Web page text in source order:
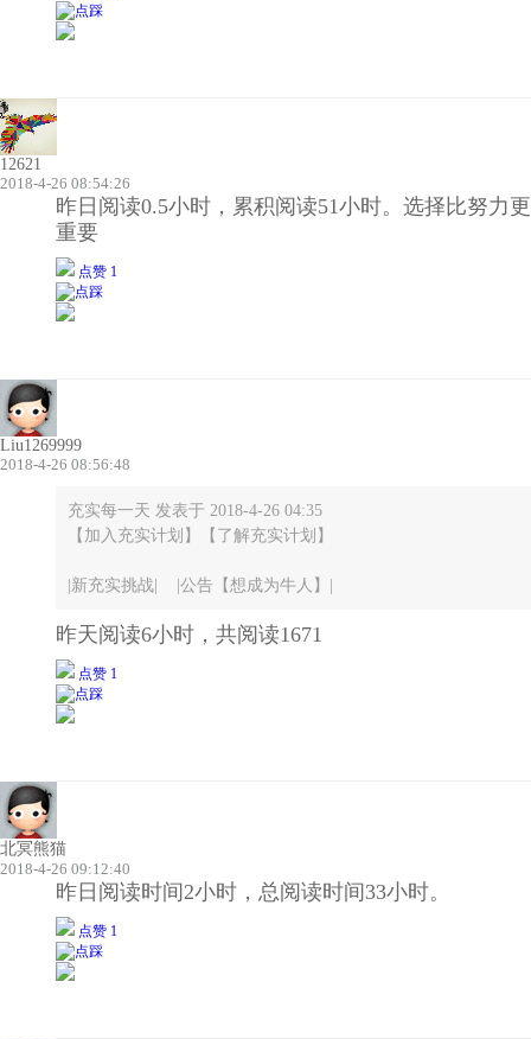
12621
2018-4-26 08:54:26
昨日阅读0.5小时，累积阅读51小时。选择比努力更
重要
点赞 1
Liu1269999
2018-4-26 08:56:48
充实每一天 发表于 2018-4-26 04:35
【加入充实计划】【了解充实计划】
|新充实挑战| |公告【想成为牛人】|
昨天阅读6小时，共阅读1671
点赞 1
北冥熊猫
2018-4-26 09:12:40
昨日阅读时间2小时，总阅读时间33小时。
点赞 1